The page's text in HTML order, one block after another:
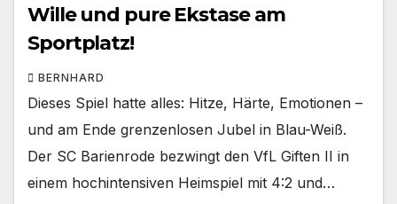
Wille und pure Ekstase am
Sportplatz!
BERNHARD
Dieses Spiel hatte alles: Hitze, Härte, Emotionen –
und am Ende grenzenlosen Jubel in Blau-Weiß.
Der SC Barienrode bezwingt den VfL Giften II in
einem hochintensiven Heimspiel mit 4:2 und…